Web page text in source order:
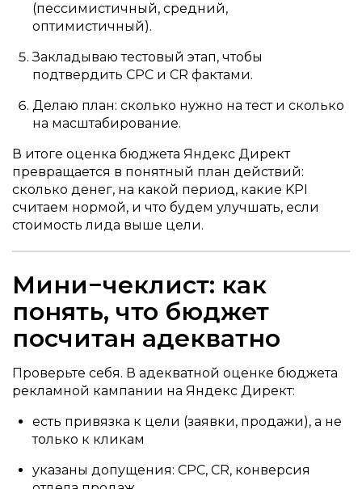
(пессимистичный, средний,
оптимистичный).
Закладываю тестовый этап, чтобы
подтвердить CPC и CR фактами.
Делаю план: сколько нужно на тест и сколько
на масштабирование.
В итоге оценка бюджета Яндекс Директ
превращается в понятный план действий:
сколько денег, на какой период, какие KPI
считаем нормой, и что будем улучшать, если
стоимость лида выше цели.
Мини−чеклист: как
понять, что бюджет
посчитан адекватно
Проверьте себя. В адекватной оценке бюджета
рекламной кампании на Яндекс Директ:
есть привязка к цели (заявки, продажи), а не
только к кликам
указаны допущения: CPC, CR, конверсия